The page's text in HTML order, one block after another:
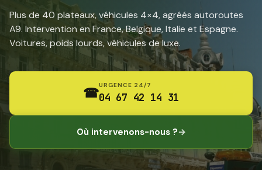
Plus de 40 plateaux, véhicules 4×4, agréés autoroutes
A9. Intervention en France, Belgique, Italie et Espagne.
Voitures, poids lourds, véhicules de luxe.
☎URGENCE 24/7
04 67 42 14 31
Où intervenons-nous ?→